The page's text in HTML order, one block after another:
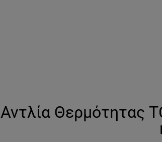
Αντλία Θερμότητας